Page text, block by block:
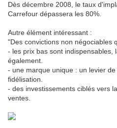
Dès décembre 2008, le taux
Carrefour dépassera les 80%.
Autre élément intéressant :
"Des convictions non négociables
- les prix bas sont indispensables,
également.
- une marque unique : un levier
fidélisation.
- des investissements ciblés vers
ventes.